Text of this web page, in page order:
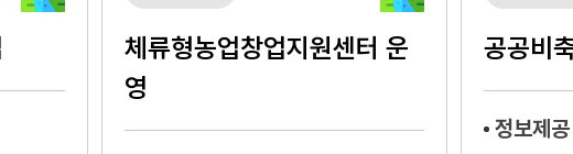
체류형농업창업지원센터 운
영
공공비
정보제공